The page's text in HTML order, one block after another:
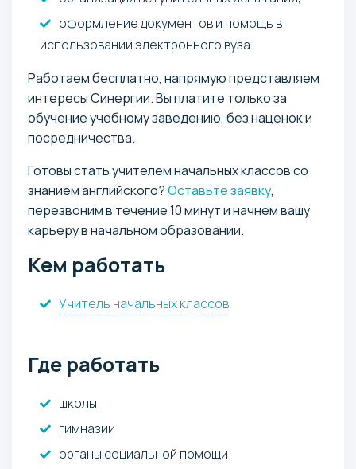
оформление документов и помощь в
использовании электронного вуза.
Работаем бесплатно, напрямую представляем
интересы Синергии. Вы платите только за
обучение учебному заведению, без наценок и
посредничества.
Готовы стать учителем начальных классов со
знанием английского?Оставьте заявку,
перезвоним в течение 10 минут и начнем вашу
карьеру в начальном образовании.
Кем работать
Учитель начальных классов
Где работать
школы
гимназии
органы социальной помощи